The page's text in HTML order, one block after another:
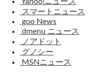
スマートニュース
goo News
dmenu ニュース
ノアドット
グノシー
MSNニュース